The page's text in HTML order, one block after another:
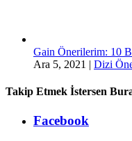
Gain Önerilerim: 10
Ara 5, 2021 | Dizi
Takip Etmek İstersen
Facebook